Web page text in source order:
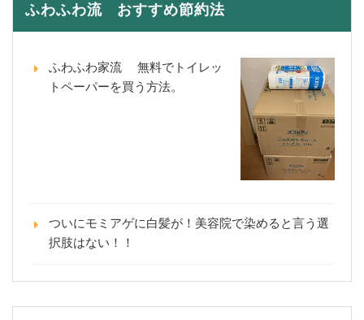
ふわふわ流 おすすめ節約法
ふわふわ家流 無料でトイレッ
トペーパーを買う方法。
ついにモミアゲに白髪が！美容院で染めると言う選
択肢はない！！